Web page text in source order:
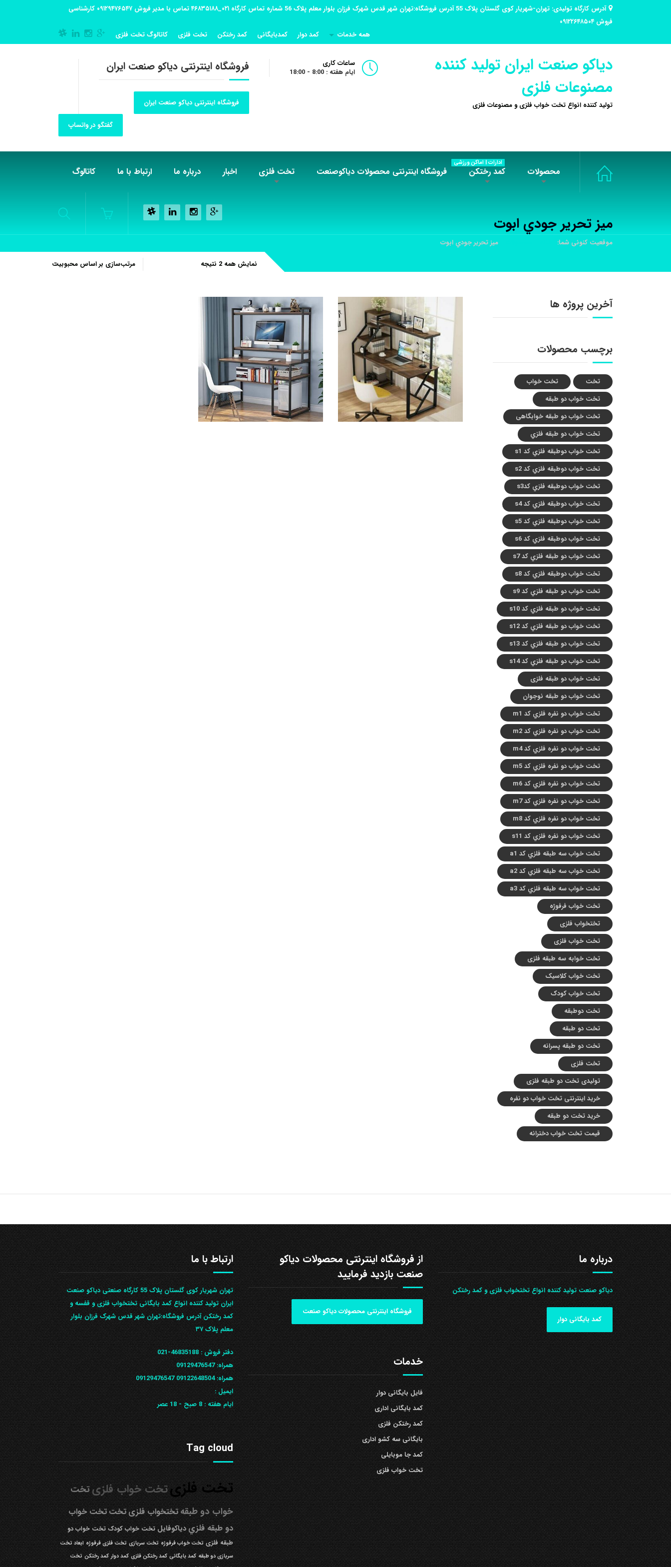
آدرس کارگاه تولیدی: تهران-شهریار کوی گلستان پلاک 55 آدرس فروشگاه:تهران شهر قدس شهرک فرزان بلوار معلم پلاک 56 شماره تماس کارگاه ۰۲۱_۴۶۸۳۵۱۸۸ تماس با مدیر فروش ۰۹۱۲۹۴۷۶۵۴۷ کارشناسی
فروش ۰۹۱۲۲۶۴۸۵۰۴
همه خدمات
کمد دوار کمدبایگانی کمد رختکن تخت فلزی کاتالوگ تخت فلزی
دیاکو صنعت ایران تولید کننده
مصنوعات فلزی
تولید کننده انواع تخت خواب فلزی و مصنوعات فلزی
ساعات کاری
ایام هفته : 8:00 - 18:00
فروشگاه اینترنتی دیاکو صنعت ایران
فروشگاه اینترنتی دیاکو صنعت ایران
گفتگو در واتساپ
محصولات کمد رختکن
ادارات | اماکن ورزشی
فروشگاه اینترنتی محصولات دیاکوصنعت تخت فلزی اخبار درباره ما ارتباط با ما کاتالوگ
ميز تحرير جودي ابوت
موقعیت کنونی شما: ميز تحرير جودي ابوت
نمایش همه 2 نتیجه
آخرین پروژه ها
برچسب محصولات
تخت
تخت خواب
تخت خواب دو طبقه
تخت خواب دو طبقه خوابگاهی
تخت خواب دو طبقه فلزي
تخت خواب دوطبقه فلزي کد s1
تخت خواب دوطبقه فلزي کد s2
تخت خواب دوطبقه فلزي کدs3
تخت خواب دوطبقه فلزي کد s4
تخت خواب دوطبقه فلزي کد s5
تخت خواب دوطبقه فلزي کد s6
تخت خواب دو طبقه فلزي کد s7
تخت خواب دوطبقه فلزي کد s8
تخت خواب دو طبقه فلزي کد s9
تخت خواب دو طبقه فلزي کد s10
تخت خواب دو طبقه فلزي کد s12
تخت خواب دو طبقه فلزي کد s13
تخت خواب دو طبقه فلزي کد s14
تخت خواب دو طبقه فلزی
تخت خواب دو طبقه نوجوان
تخت خواب دو نفره فلزي کد m1
تخت خواب دو نفره فلزي کد m2
تخت خواب دو نفره فلزي کد m4
تخت خواب دو نفره فلزي کد m5
تخت خواب دو نفره فلزي کد m6
تخت خواب دو نفره فلزي کد m7
تخت خواب دو نفره فلزي کد m8
تخت خواب دو نفره فلزي کد s11
تخت خواب سه طبقه فلزي کد a1
تخت خواب سه طبقه فلزي کد a2
تخت خواب سه طبقه فلزي کد a3
تخت خواب فرفوژه
تختخواب فلزی
تخت خواب فلزی
تخت خوابه سه طبقه فلزی
تخت خواب کلاسیک
تخت خواب کودک
تخت دوطبقه
تخت دو طبقه
تخت دو طبقه پسرانه
تخت فلزی
تولیدی تخت دو طبقه فلزی
خرید اینترنتی تخت خواب دو نفره
خرید تخت دو طبقه
قیمت تخت خواب دخترانه
درباره ما
دیاکو صنعت تولید کننده انواع تختخواب فلزی و کمد رختکن
کمد بایگانی دوار
از فروشگاه اینترنتی محصولات دیاکو
صنعت بازدید فرمایید
فروشگاه اینترنتی محصولات دیاکو صنعت
خدمات
فایل بایگانی دوار
کمد بایگانی اداری
کمد رختکن فلزی
بایگانی سه کشو اداری
کمد جا موبایلی
تخت خواب فلزی
ارتباط با ما
تهران شهریار کوی گلستان پلاک 55 کارگاه صنعتی دیاکو صنعت
ایران تولید کننده انواع کمد بایگانی تختخواب فلزی و قفسه و
کمد رختکن آدرس ف‍روشگاه:تهران شهر قدس شهرک فرزان بلوار
معلم پلاک ۳۷
دفتر فروش :46835188-021
همراه:09129476547
همراه: 09122648504
09129476547
ایمیل :
ایام هفته :8 صبح - 18 عصر
Tag cloud
تخت فلزیتخت خواب فلزیتخت
خواب دو طبقهتختخواب فلزیتختتخت خواب
دو طبقه فلزيدیاکوفایل تخت خواب کودک تخت خواب دو
طبقه فلزی تخت خواب فرفوژه تخت سربازی تخت فلزی فرفوژه ابعاد تخت
سربازی دو طبقه کمد بایگانی کمد رختکن فلزی کمد دوار کمد رختکن تخت